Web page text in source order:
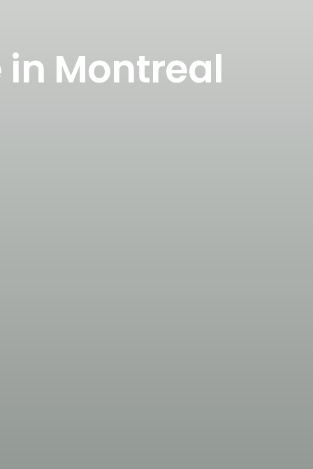
in Montreal